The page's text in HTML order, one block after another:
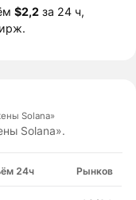
$2,2 за 24 ч,
Solana»
Solana».
24ч Рынков